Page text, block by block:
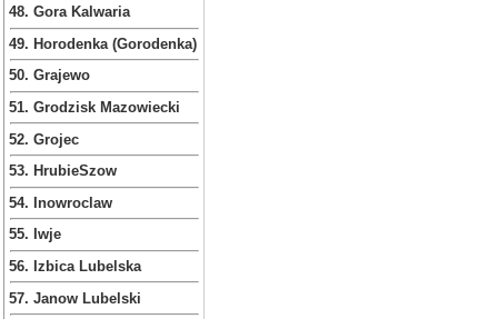
48. Gora Kalwaria
49. Horodenka (Gorodenka)
50. Grajewo
51. Grodzisk Mazowiecki
52. Grojec
53. HrubieSzow
54. Inowroclaw
55. Iwje
56. Izbica Lubelska
57. Janow Lubelski